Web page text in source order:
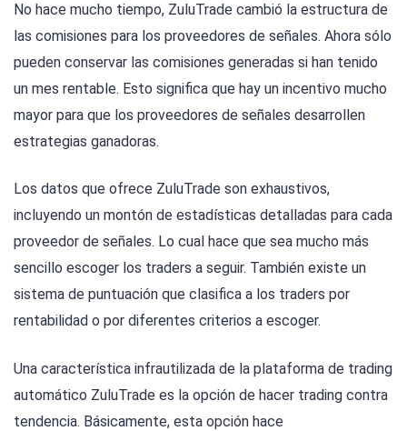
No hace mucho tiempo, ZuluTrade cambió la estructura de
las comisiones para los proveedores de señales. Ahora sólo
pueden conservar las comisiones generadas si han tenido
un mes rentable. Esto significa que hay un incentivo mucho
mayor para que los proveedores de señales desarrollen
estrategias ganadoras.
Los datos que ofrece ZuluTrade son exhaustivos,
incluyendo un montón de estadísticas detalladas para cada
proveedor de señales. Lo cual hace que sea mucho más
sencillo escoger los traders a seguir. También existe un
sistema de puntuación que clasifica a los traders por
rentabilidad o por diferentes criterios a escoger.
Una característica infrautilizada de la plataforma de trading
automático ZuluTrade es la opción de hacer trading contra
tendencia. Básicamente, esta opción hace